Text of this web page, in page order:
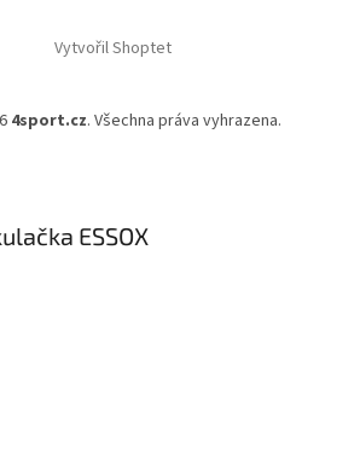
Vytvořil Shoptet
4sport.cz. Všechna práva vyhrazena.
ESSOX